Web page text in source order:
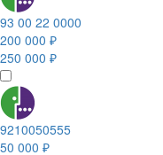
93 00 22 0000
200 000 ₽
250 000 ₽
9210050555
50 000 ₽